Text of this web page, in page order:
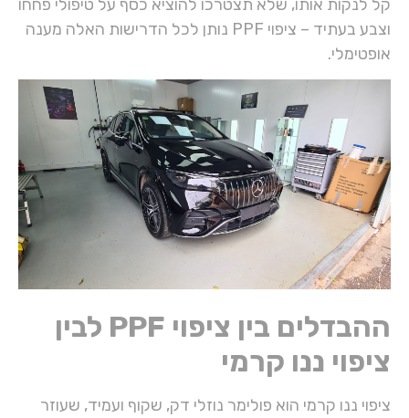
קל לנקות אותו, שלא תצטרכו להוציא כסף על טיפולי פחחו
וצבע בעתיד – ציפוי PPF נותן לכל הדרישות האלה מענה
אופטימלי.
ההבדלים בין ציפוי PPF לבין
ציפוי ננו קרמי
ציפוי ננו קרמי הוא פולימר נוזלי דק, שקוף ועמיד, שעוזר